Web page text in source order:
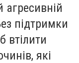
агресивній
підтримки
втілити
які